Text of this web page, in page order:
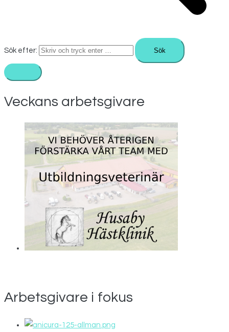
Sök efter:
Veckans arbetsgivare
Arbetsgivare i fokus